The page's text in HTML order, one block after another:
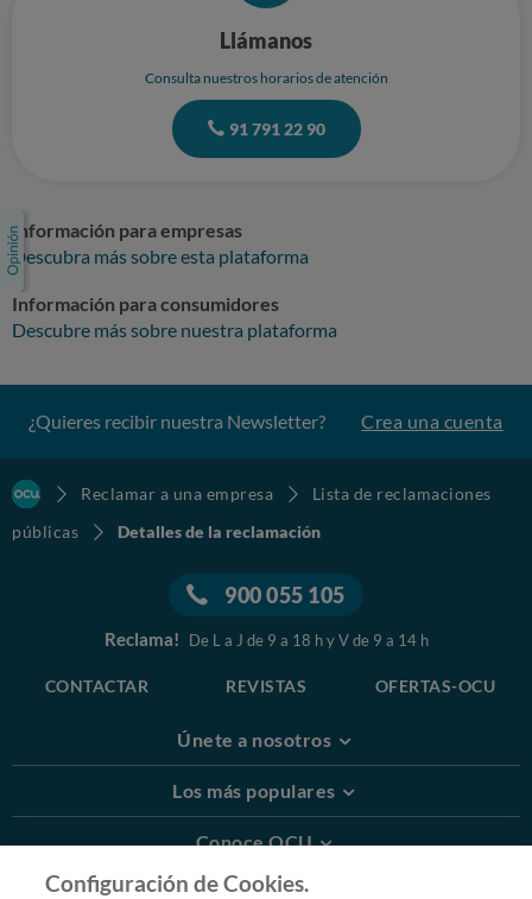
Llámanos
Consulta nuestros horarios de atención
91 791 22 90
Información para empresas
Descubra más sobre esta plataforma
Información para consumidores
Descubre más sobre nuestra plataforma
¿Quieres recibir nuestra Newsletter? Crea una cuenta
Reclamar a una empresa
Lista de reclamaciones
públicas
Detalles de la reclamación
900 055 105
Reclama! De L a J de 9 a 18 h y V de 9 a 14 h
CONTACTAR REVISTAS OFERTAS-OCU
Únete a nosotros
Los más populares
Conoce OCU
Más Información
Configuración de Cookies.